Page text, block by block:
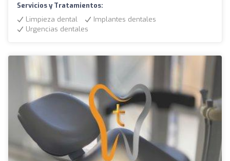
Servicios y Tratamientos:
Limpieza dental
Implantes dentales
Urgencias dentales